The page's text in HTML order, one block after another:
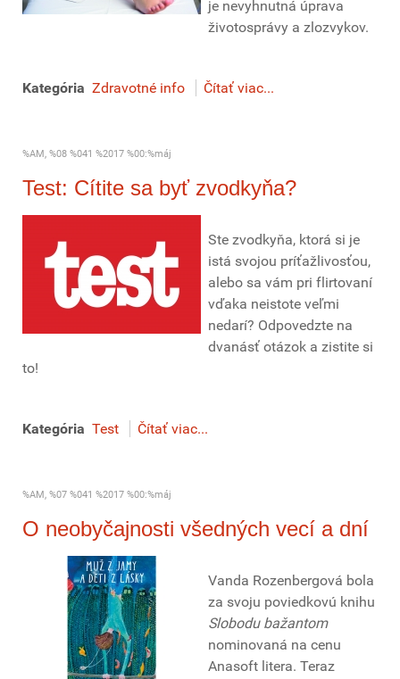
je nevyhnutná úprava
životosprávy a zlozvykov.
Kategória Zdravotné info Čítať viac...
%AM, %08 %041 %2017 %00:%máj
Test: Cítite sa byť zvodkyňa?
Ste zvodkyňa, ktorá si je
istá svojou príťažlivosťou,
alebo sa vám pri flirtovaní
vďaka neistote veľmi
nedarí? Odpovedzte na
dvanásť otázok a zistite si
to!
Kategória Test Čítať viac...
%AM, %07 %041 %2017 %00:%máj
O neobyčajnosti všedných vecí a dní
Vanda Rozenbergová bola
za svoju poviedkovú knihu
Slobodu bažantom
nominovaná na cenu
Anasoft litera. Teraz